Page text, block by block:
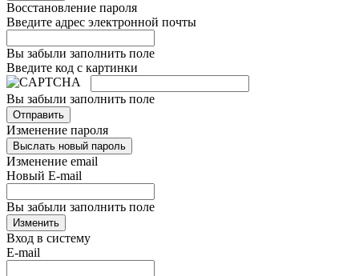
Восстановление пароля
Введите адрес электронной почты
Вы забыли заполнить поле
Введите код с картинки
Вы забыли заполнить поле
Отправить
Изменение пароля
Выслать новый пароль
Изменение email
Новый E-mail
Вы забыли заполнить поле
Изменить
Вход в систему
E-mail